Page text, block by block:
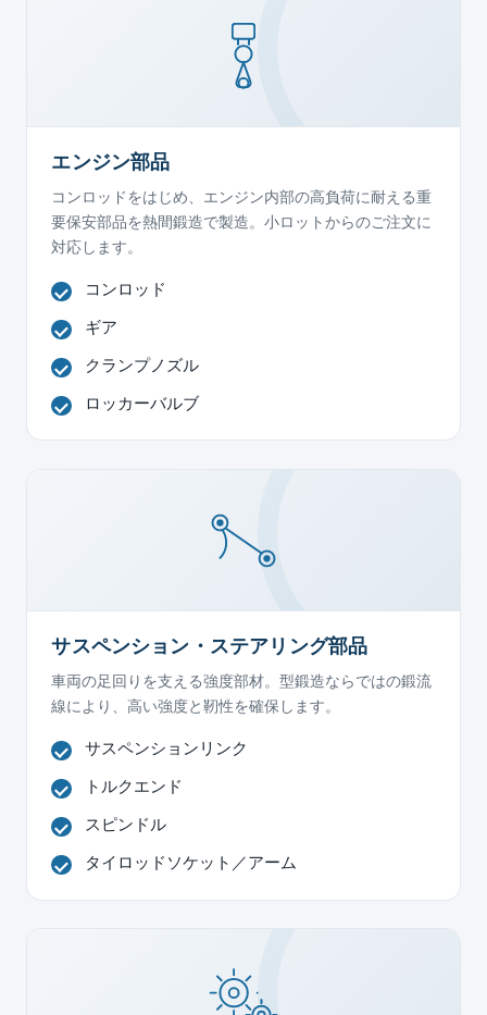
エンジン部品
コンロッドをはじめ、エンジン内部の高負荷に耐える重
要保安部品を熱間鍛造で製造。小ロットからのご注文に
対応します。
コンロッド
ギア
クランプノズル
ロッカーバルブ
サスペンション・ステアリング部品
車両の足回りを支える強度部材。型鍛造ならではの鍛流
線により、高い強度と靭性を確保します。
サスペンションリンク
トルクエンド
スピンドル
タイロッドソケット／アーム